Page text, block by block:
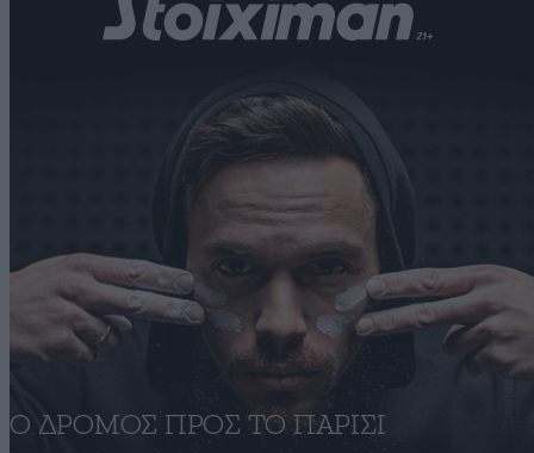
Ο ΔΡΟΜΟΣ ΠΡΟΣ ΤΟ ΠΑΡΙΣΙ